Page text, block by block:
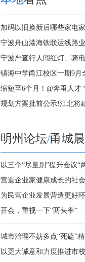
加码以旧换新后哪些家电
宁波舟山港海铁联运线路
宁波严查行人闯红灯、骑
镇海中学甬江校区一期9月
缩短至6个月！@奔甬人才
规划方案批前公示!江北将
明州论坛/甬城
以三个“尽量别”提升会议“
营造企业家健康成长的社
为民营企业发展营造更好
开会，重视一下“两头率”
城市治理不妨多点“死磕”
以更大诚意和力度推进市